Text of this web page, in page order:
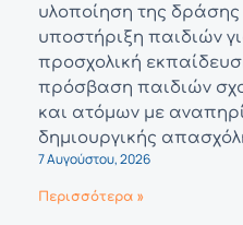
υλοποίηση της
υποστήριξη παιδιών
προσχολική
πρόσβαση παιδιών
και ατόμων με
δημιουργικής
7 Αυγούστου, 2026
Περισσότερα »